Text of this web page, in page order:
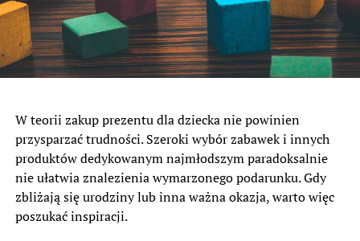
W teorii zakup prezentu dla dziecka nie powinien
przysparzać trudności. Szeroki wybór zabawek i innych
produktów dedykowanym najmłodszym paradoksalnie
nie ułatwia znalezienia wymarzonego podarunku. Gdy
zbliżają się urodziny lub inna ważna okazja, warto więc
poszukać inspiracji.